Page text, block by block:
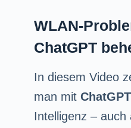
WLAN-
ChatGPT
In diesem Video
man mit ChatGPT
Intelligenz – auch